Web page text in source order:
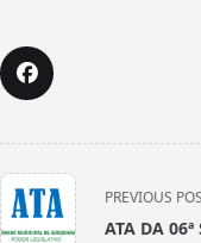
<span
class="nav-
PREVIOUS
ATA DA